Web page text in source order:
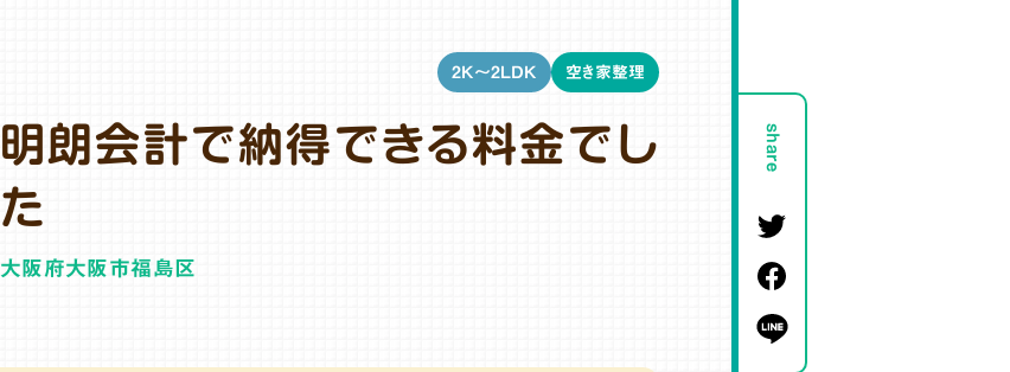
明朗会計で納得できる料金でし
た
大阪府大阪市福島区
2K～2LDK 空き家整理
share